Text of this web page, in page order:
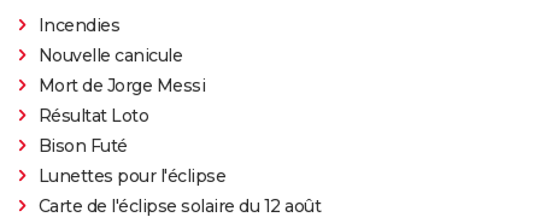
Incendies
Nouvelle canicule
Mort de Jorge Messi
Résultat Loto
Bison Futé
Lunettes pour l'éclipse
Carte de l'éclipse solaire du 12 août